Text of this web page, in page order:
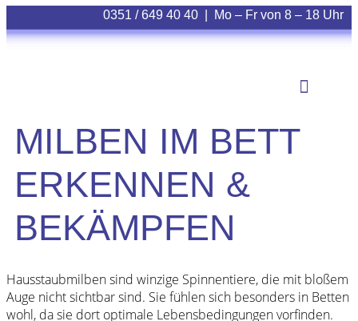
0351 / 649 40 40 Mo – Fr von 8 – 18 Uhr
MILBEN IM BETT
ERKENNEN &
BEKÄMPFEN
Hausstaubmilben sind winzige Spinnentiere, die mit bloßem
Auge nicht sichtbar sind. Sie fühlen sich besonders in Betten
wohl, da sie dort optimale Lebensbedingungen vorfinden.